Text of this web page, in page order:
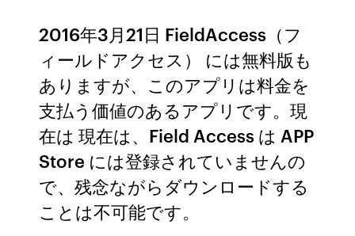
2016年3月21日 FieldAccess（フ
ィールドアクセス） には無料版も
ありますが、このアプリは料金を
支払う価値のあるアプリです。現
在は 現在は、Field Access は APP
Store には登録されていませんの
で、残念ながらダウンロードする
ことは不可能です。